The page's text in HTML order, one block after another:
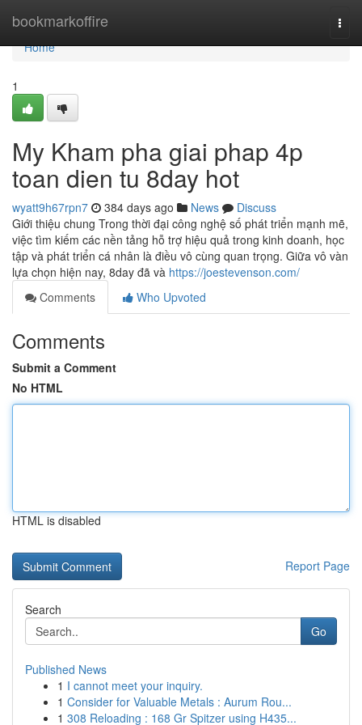
bookmarkoffire
Home
Home
1
My Kham pha giai phap 4p
toan dien tu 8day hot
wyatt9h67rpn7 384 days ago News
Discuss
Giới thiệu chung Trong thời đại công nghệ số phát triển mạnh mẽ,
việc tìm kiếm các nền tảng hỗ trợ hiệu quả trong kinh doanh, học
tập và phát triển cá nhân là điều vô cùng quan trọng. Giữa vô vàn
lựa chọn hiện nay, 8day đã và https://joestevenson.com/
Comments
Who Upvoted
Comments
Submit a Comment
No HTML
HTML is disabled
Report Page
Search
Go
Published News
1 I cannot meet your inquiry.
1 Consider for Valuable Metals : Aurum Rou...
1 308 Reloading : 168 Gr Spitzer using H435...